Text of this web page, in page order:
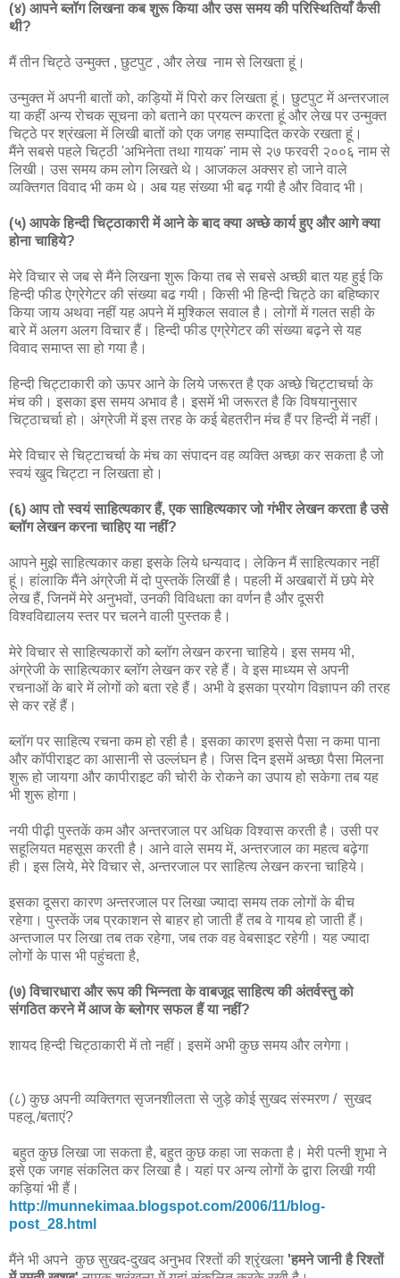
(४) आपने ब्लॉग लिखना कब शुरू किया और उस समय की परिस्थितियाँ कैसी
थी?
मैं तीन चिट्ठे उन्मुक्त , छुटपुट , और लेख नाम से लिखता हूं।
उन्मुक्त में अपनी बातों को, कड़ियों में पिरो कर लिखता हूं। छुटपुट में अन्तरजाल
या कहीं अन्य रोचक सूचना को बताने का प्रयत्न करता हूं और लेख पर उन्मुक्त
चिट्ठे पर श्रंखला में लिखी बातों को एक जगह सम्पादित करके रखता हूं।
मैंने सबसे पहले चिट्ठी 'अभिनेता तथा गायक' नाम से २७ फरवरी २००६ नाम से
लिखी। उस समय कम लोग लिखते थे। आजकल अक्सर हो जाने वाले
व्यक्तिगत विवाद भी कम थे। अब यह संख्या भी बढ़ गयी है और विवाद भी।
(५) आपके हिन्दी चिट्ठाकारी में आने के बाद क्या अच्छे कार्य हुए और आगे क्या
होना चाहिये?
मेरे विचार से जब से मैंने लिखना शुरू किया तब से सबसे अच्छी बात यह हुई कि
हिन्दी फीड ऐग्रेगेटर की संख्या बढ गयी। किसी भी हिन्दी चिट्ठे का बहिष्कार
किया जाय अथवा नहीं यह अपने में मुश्किल सवाल है। लोगों में गलत सही के
बारे में अलग अलग विचार हैं। हिन्दी फीड एग्रेगेटर की संख्या बढ़ने से यह
विवाद समाप्त सा हो गया है।
हिन्दी चिट्टाकारी को ऊपर आने के लिये जरूरत है एक अच्छे चिट्टाचर्चा के
मंच की। इसका इस समय अभाव है। इसमें भी जरूरत है कि विषयानुसार
चिट्ठाचर्चा हो। अंग्रेजी में इस तरह के कई बेहतरीन मंच हैं पर हिन्दी में नहीं।
मेरे विचार से चिट्टाचर्चा के मंच का संपादन वह व्यक्ति अच्छा कर सकता है जो
स्वयं खुद चिट्टा न लिखता हो।
(६) आप तो स्वयं साहित्यकार हैं, एक साहित्यकार जो गंभीर लेखन करता है उसे
ब्लॉग लेखन करना चाहिए या नहीं?
आपने मुझे साहित्यकार कहा इसके लिये धन्यवाद। लेकिन मैं साहित्यकार नहीं
हूं। हांलाकि मैंने अंग्रेजी में दो पुस्तकें लिखीं है। पहली में अखबारों में छपे मेरे
लेख हैं, जिनमें मेरे अनुभवों, उनकी विविधता का वर्णन है और दूसरी
विश्वविद्यालय स्तर पर चलने वाली पुस्तक है।
मेरे विचार से साहित्यकारों को ब्लॉग लेखन करना चाहिये। इस समय भी,
अंग्रेजी के साहित्यकार ब्लॉग लेखन कर रहे हैं। वे इस माध्यम से अपनी
रचनाओं के बारे में लोगों को बता रहे हैं। अभी वे इसका प्रयोग विज्ञापन की तरह
से कर रहें हैं।
ब्लॉग पर साहित्य रचना कम हो रही है। इसका कारण इससे पैसा न कमा पाना
और कॉपीराइट का आसानी से उल्लंघन है। जिस दिन इसमें अच्छा पैसा मिलना
शुरू हो जायगा और कापीराइट की चोरी के रोकने का उपाय हो सकेगा तब यह
भी शुरू होगा।
नयी पीढ़ी पुस्तकें कम और अन्तरजाल पर अधिक विश्वास करती है। उसी पर
सहूलियत महसूस करती है। आने वाले समय में, अन्तरजाल का महत्व बढ़ेगा
ही। इस लिये, मेरे विचार से, अन्तरजाल पर साहित्य लेखन करना चाहिये।
इसका दूसरा कारण अन्तरजाल पर लिखा ज्यादा समय तक लोगों के बीच
रहेगा। पुस्तकें जब प्रकाशन से बाहर हो जाती हैं तब वे गायब हो जाती हैं।
अन्तजाल पर लिखा तब तक रहेगा, जब तक वह वेबसाइट रहेगी। यह ज्यादा
लोगों के पास भी पहुंचता है,
(७) विचारधारा और रूप की भिन्नता के वाबजूद साहित्य की अंतर्वस्तु को
संगठित करने में आज के ब्लोगर सफल हैं या नहीं?
शायद हिन्दी चिट्ठाकारी में तो नहीं। इसमें अभी कुछ समय और लगेगा।
(८) कुछ अपनी व्यक्तिगत सृजनशीलता से जुड़े कोई सुखद संस्मरण / सुखद
पहलू /बताएं?
बहुत कुछ लिखा जा सकता है, बहुत कुछ कहा जा सकता है। मेरी पत्नी शुभा ने
इसे एक जगह संकलित कर लिखा है। यहां पर अन्य लोगों के द्वारा लिखी गयी
कड़ियां भी हैं।
http://munnekimaa.blogspot.com/2006/11/blog-
post_28.html
मैंने भी अपने कुछ सुखद-दुखद अनुभव रिश्तों की श्रृंखला 'हमने जानी है रिश्तों